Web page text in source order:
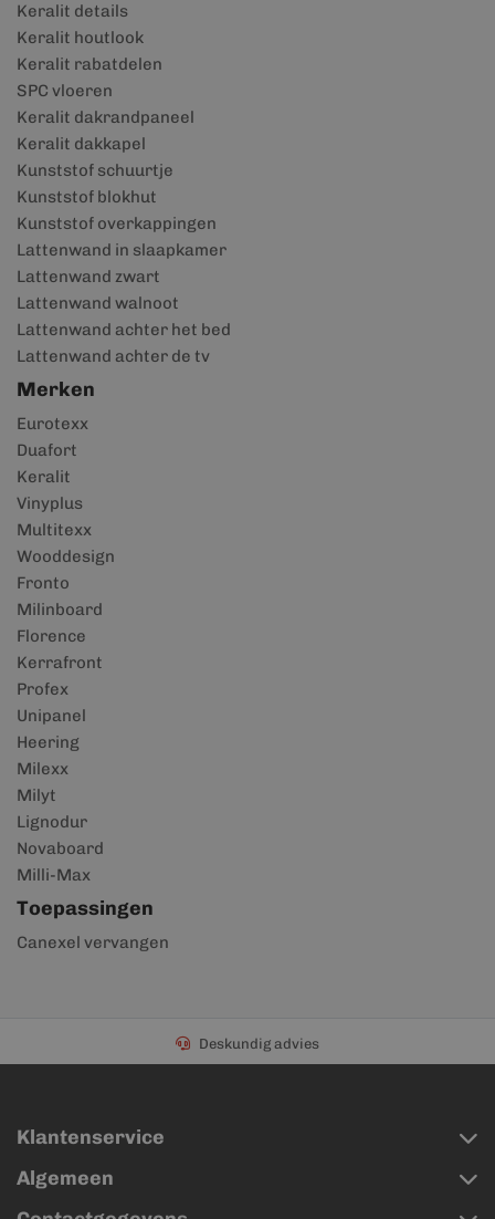
Keralit details
Keralit houtlook
Keralit rabatdelen
SPC vloeren
Keralit dakrandpaneel
Keralit dakkapel
Kunststof schuurtje
Kunststof blokhut
Kunststof overkappingen
Lattenwand in slaapkamer
Lattenwand zwart
Lattenwand walnoot
Lattenwand achter het bed
Lattenwand achter de tv
Merken
Eurotexx
Duafort
Keralit
Vinyplus
Multitexx
Wooddesign
Fronto
Milinboard
Florence
Kerrafront
Profex
Unipanel
Heering
Milexx
Milyt
Lignodur
Novaboard
Milli-Max
Toepassingen
Canexel vervangen
Deskundig advies
Klantenservice
Algemeen